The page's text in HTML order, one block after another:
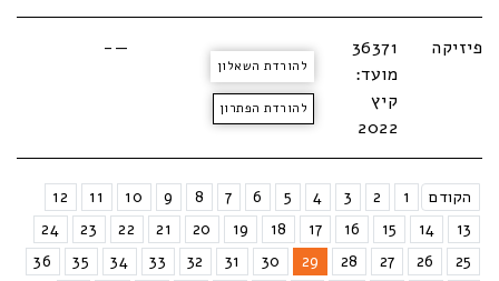
פיזיקה
36371
מועד:
קיץ
2022
להורדת השאלון
להורדת הפתרון
—-
הקודם 1
2
3
4
5
6
7
8
9
10
11
12
13
14
15
16
17
18
19
20
21
22
23
24
25
26
27
28
29
30
31
32
33
34
35
36